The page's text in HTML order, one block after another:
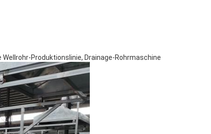
Produktionslinie, Drainage-Rohrmaschine